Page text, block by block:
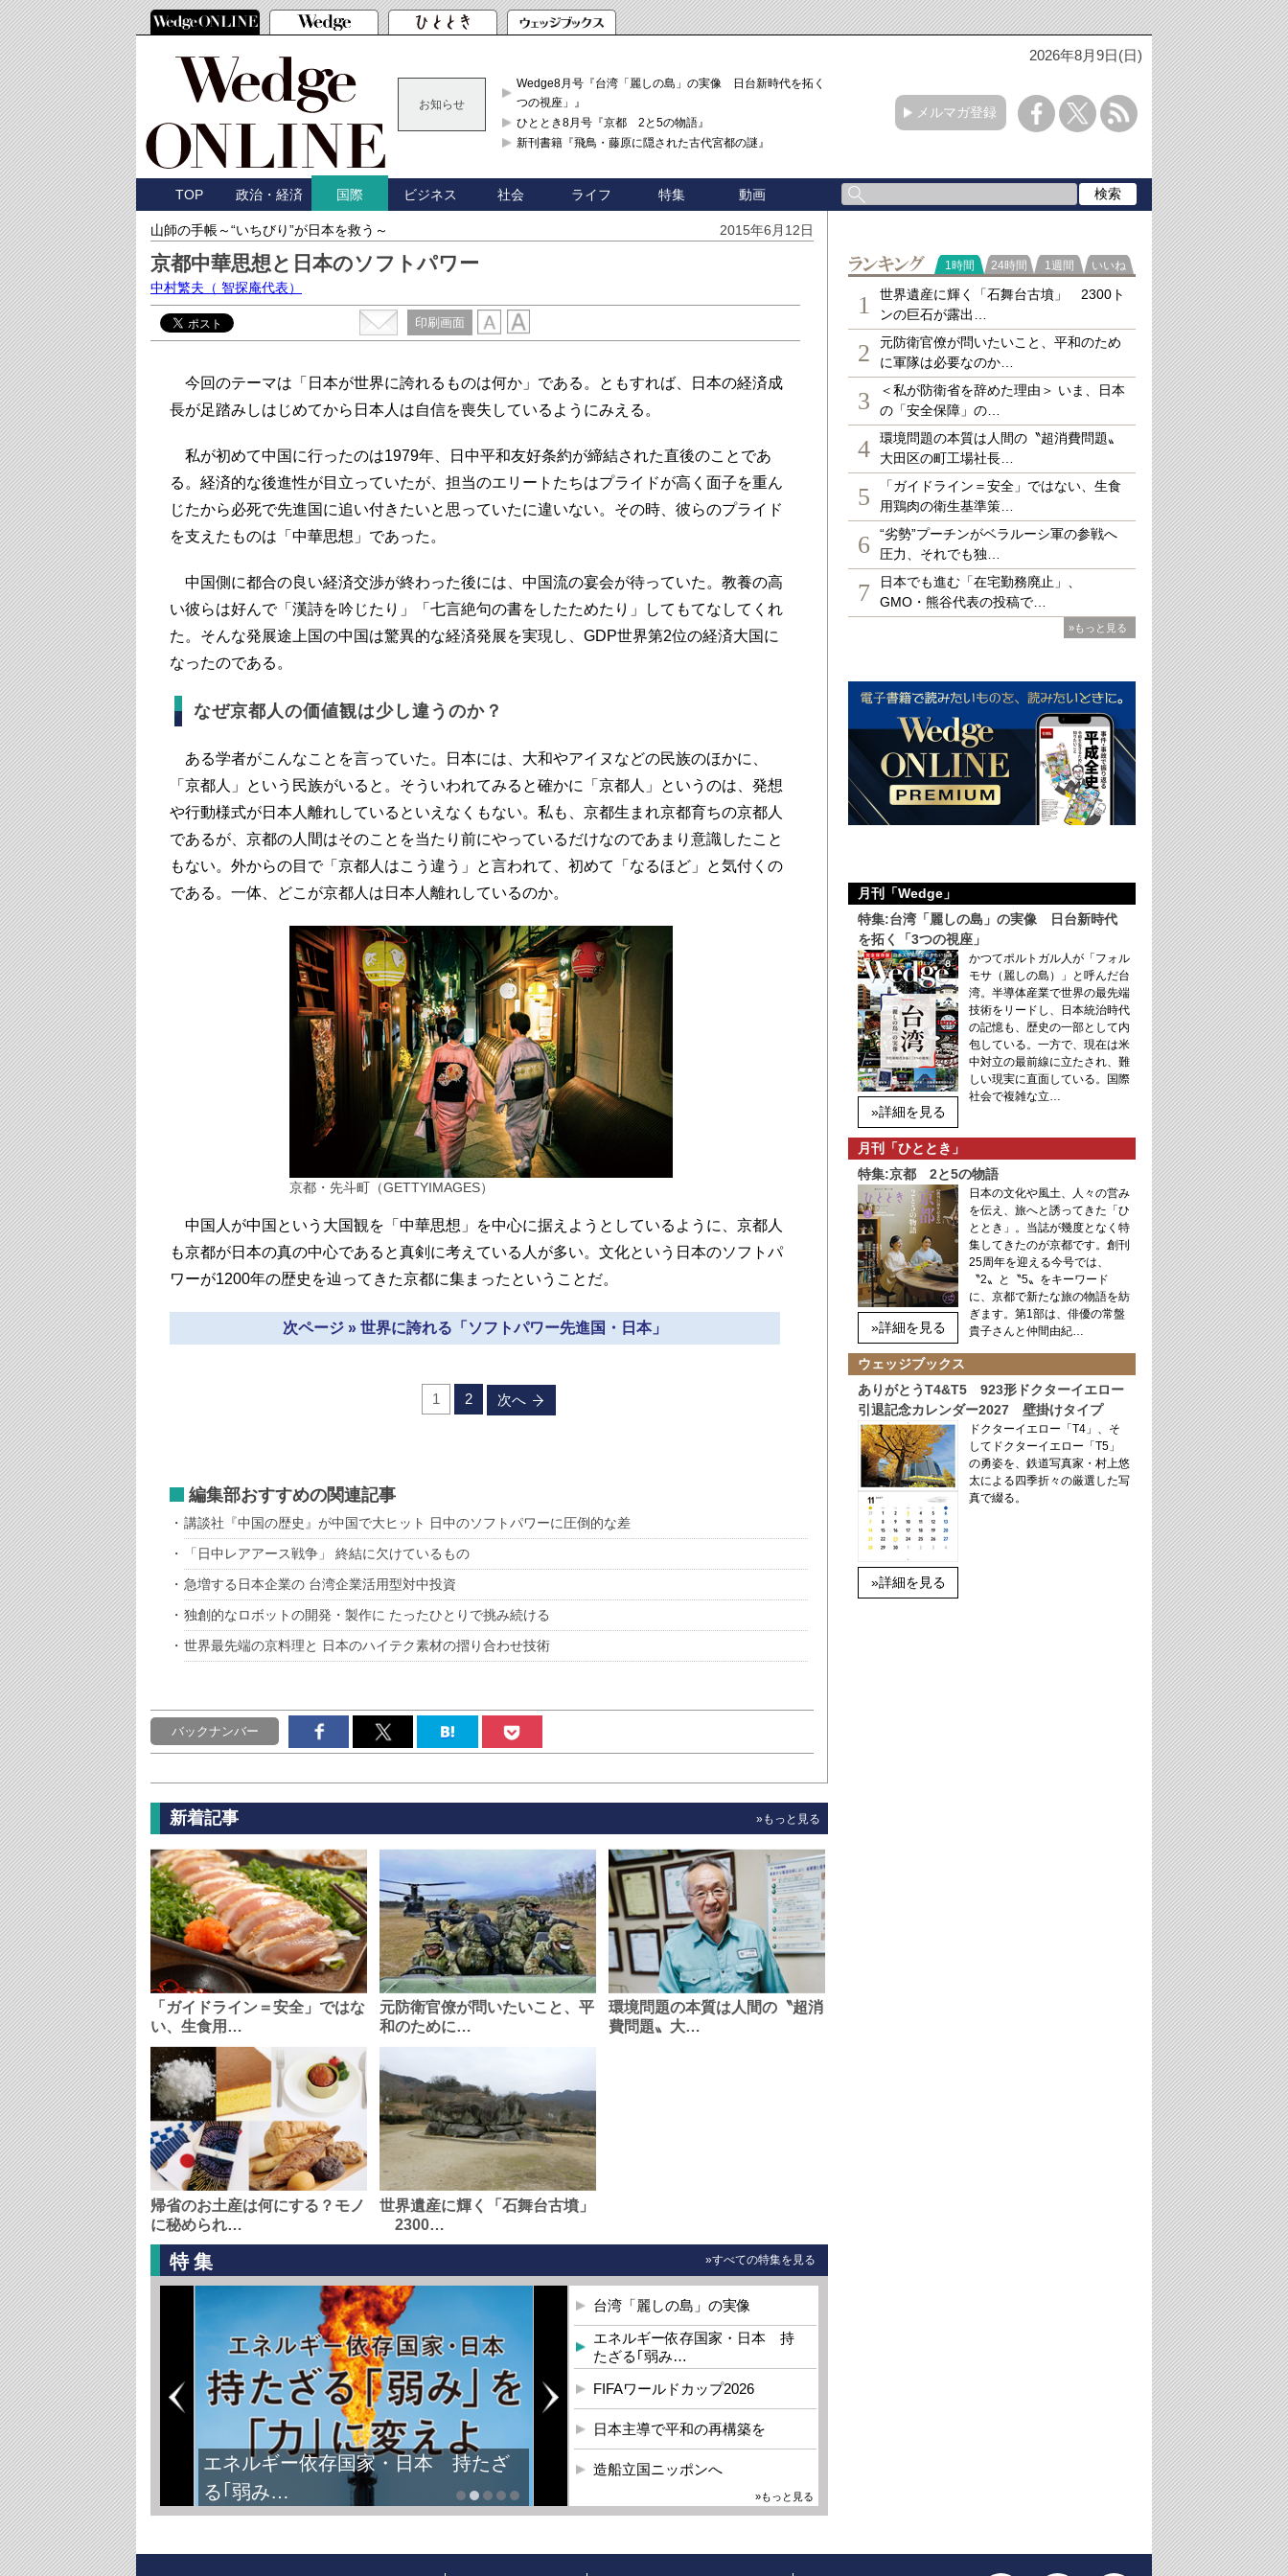
2026年8月9日(日)
お知らせ
Wedge8月号『台湾「麗しの島」の実像 日台新時代を拓く「3
つの視座」』
ひととき8月号『京都 2と5の物語』
新刊書籍『飛鳥・藤原に隠された古代宮都の謎』
メルマガ登録
TOP 政治・経済 国際 ビジネス 社会 ライフ 特集 動画
山師の手帳～“いちびり”が日本を救う～ 2015年6月12日
京都中華思想と日本のソフトパワー
中村繁夫 （ 智探庵代表）
印刷画面
今回のテーマは「日本が世界に誇れるものは何か」である。ともすれば、日本の経済成
長が足踏みしはじめてから日本人は自信を喪失しているようにみえる。
私が初めて中国に行ったのは1979年、日中平和友好条約が締結された直後のことであ
る。経済的な後進性が目立っていたが、担当のエリートたちはプライドが高く面子を重ん
じたから必死で先進国に追い付きたいと思っていたに違いない。その時、彼らのプライド
を支えたものは「中華思想」であった。
中国側に都合の良い経済交渉が終わった後には、中国流の宴会が待っていた。教養の高
い彼らは好んで「漢詩を吟じたり」「七言絶句の書をしたためたり」してもてなしてくれ
た。そんな発展途上国の中国は驚異的な経済発展を実現し、GDP世界第2位の経済大国に
なったのである。
なぜ京都人の価値観は少し違うのか？
ある学者がこんなことを言っていた。日本には、大和やアイヌなどの民族のほかに、
「京都人」という民族がいると。そういわれてみると確かに「京都人」というのは、発想
や行動様式が日本人離れしているといえなくもない。私も、京都生まれ京都育ちの京都人
であるが、京都の人間はそのことを当たり前にやっているだけなのであまり意識したこと
もない。外からの目で「京都人はこう違う」と言われて、初めて「なるほど」と気付くの
である。一体、どこが京都人は日本人離れしているのか。
京都・先斗町（GETTYIMAGES）
中国人が中国という大国観を「中華思想」を中心に据えようとしているように、京都人
も京都が日本の真の中心であると真剣に考えている人が多い。文化という日本のソフトパ
ワーが1200年の歴史を辿ってきた京都に集まったということだ。
次ページ » 世界に誇れる「ソフトパワー先進国・日本」
1 2 次へ
編集部おすすめの関連記事
講談社『中国の歴史』が中国で大ヒット 日中のソフトパワーに圧倒的な差
「日中レアアース戦争」 終結に欠けているもの
急増する日本企業の 台湾企業活用型対中投資
独創的なロボットの開発・製作に たったひとりで挑み続ける
世界最先端の京料理と 日本のハイテク素材の摺り合わせ技術
バックナンバー
新着記事 »もっと見る
「ガイドライン＝安全」ではな
い、生食用…
元防衛官僚が問いたいこと、平
和のために…
環境問題の本質は人間の〝超消
費問題〟大…
帰省のお土産は何にする？モノ
に秘められ…
世界遺産に輝く「石舞台古墳」
2300…
特集 »すべての特集を見る
エネルギー依存国家・日本 持たざ
る｢弱み…
台湾「麗しの島」の実像
エネルギー依存国家・日本 持
たざる｢弱み…
FIFAワールドカップ2026
日本主導で平和の再構築を
造船立国ニッポンへ
»もっと見る
ランキング
1時間 24時間 1週間 いいね
1
世界遺産に輝く「石舞台古墳」 2300ト
ンの巨石が露出…
2
元防衛官僚が問いたいこと、平和のため
に軍隊は必要なのか…
3
＜私が防衛省を辞めた理由＞ いま、日本
の「安全保障」の…
4
環境問題の本質は人間の〝超消費問題〟
大田区の町工場社長…
5
「ガイドライン＝安全」ではない、生食
用鶏肉の衛生基準策…
6
“劣勢”プーチンがベラルーシ軍の参戦へ
圧力、それでも独…
7
日本でも進む「在宅勤務廃止」、
GMO・熊谷代表の投稿で…
»もっと見る
月刊「Wedge」
特集:台湾「麗しの島」の実像 日台新時代
を拓く「3つの視座」
»詳細を見る
かつてポルトガル人が「フォル
モサ（麗しの島）」と呼んだ台
湾。半導体産業で世界の最先端
技術をリードし、日本統治時代
の記憶も、歴史の一部として内
包している。一方で、現在は米
中対立の最前線に立たされ、難
しい現実に直面している。国際
社会で複雑な立…
月刊「ひととき」
特集:京都 2と5の物語
»詳細を見る
日本の文化や風土、人々の営み
を伝え、旅へと誘ってきた「ひ
ととき」。当誌が幾度となく特
集してきたのが京都です。創刊
25周年を迎える今号では、
〝2〟と〝5〟をキーワード
に、京都で新たな旅の物語を紡
ぎます。第1部は、俳優の常盤
貴子さんと仲間由紀…
ウェッジブックス
ありがとうT4&T5 923形ドクターイエロー
引退記念カレンダー2027 壁掛けタイプ
»詳細を見る
ドクターイエロー「T4」、そ
してドクターイエロー「T5」
の勇姿を、鉄道写真家・村上悠
太による四季折々の厳選した写
真で綴る。